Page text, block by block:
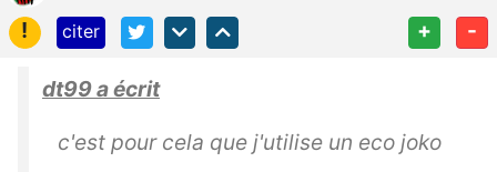
!
citer + -
dt99 a écrit
c'est pour cela que j'utilise un eco joko